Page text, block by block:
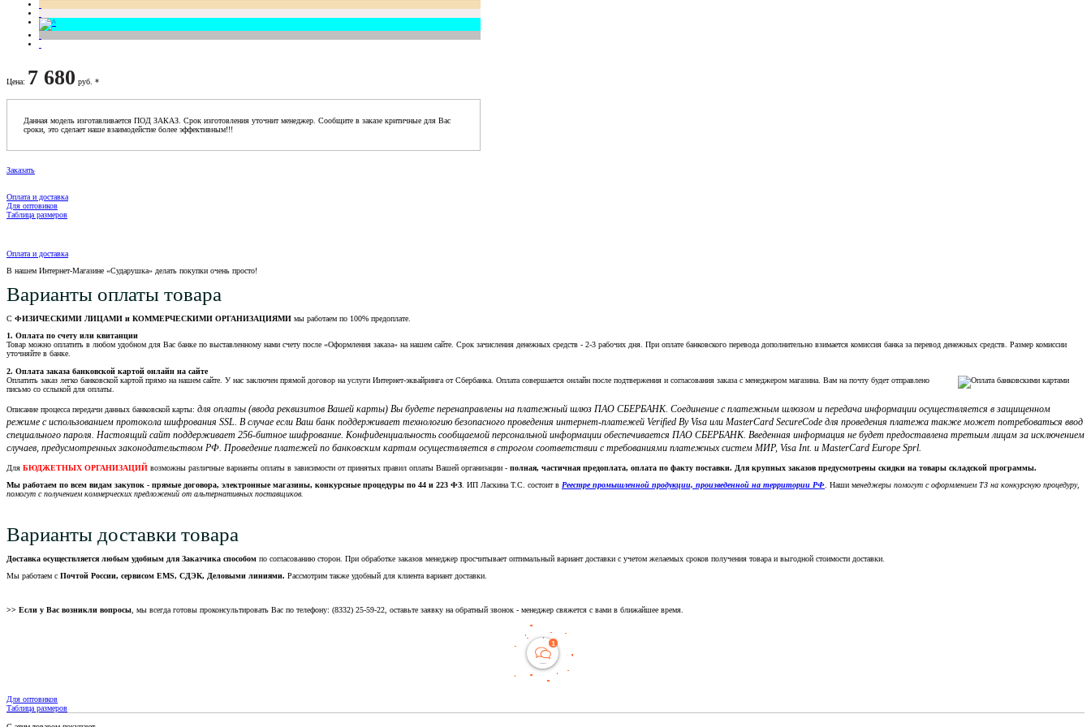
Цена: 7 680 руб. *
Данная модель изготавливается ПОД ЗАКАЗ. Срок изготовления уточнит менеджер. Сообщите в заказе критичные для Вас
сроки, это сделает наше взаимодейстие более эффективным!!!
Заказать
Оплата и доставка
Для оптовиков
Таблица размеров
Оплата и доставка
В нашем Интернет-Магазине «Сударушка» делать покупки очень просто!
Варианты оплаты товара
С ФИЗИЧЕСКИМИ ЛИЦАМИ и КОММЕРЧЕСКИМИ ОРГАНИЗАЦИЯМИ мы работаем по 100% предоплате.
1. Оплата по счету или квитанции
Товар можно оплатить в любом удобном для Вас банке по выставленному нами счету после «Оформления заказа» на нашем сайте. Срок зачисления денежных средств - 2-3 рабочих дня. При оплате банковского перевода дополнительно взимается комиссия банка за перевод денежных средств. Размер комиссии
уточняйте в банке.
2. Оплата заказа банковской картой онлайн на сайте
Оплатить заказ легко банковской картой прямо на нашем сайте. У нас заключен прямой договор на услуги Интернет-эквайринга от Сбербанка. Оплата совершается онлайн после подтвержения и согласования заказа с менеджером магазина. Вам на почту будет отправлено
письмо со сслыкой для оплаты.
Описание процесса передачи данных банковской карты: для оплаты (ввода реквизитов Вашей карты) Вы будете перенаправлены на платежный шлюз ПАО СБЕРБАНК. Соединение с платежным шлюзом и передача информации осуществляется в защищенном
режиме с использованием протокола шифрования SSL. В случае если Ваш банк поддерживает технологию безопасного проведения интернет-платежей Verified By Visa или MasterCard SecureCode для проведения платежа также может потребоваться ввод
специального пароля. Настоящий сайт поддерживает 256-битное шифрование. Конфиденциальность сообщаемой персональной информации обеспечивается ПАО СБЕРБАНК. Введенная информация не будет предоставлена третьим лицам за исключением
случаев, предусмотренных законодательством РФ. Проведение платежей по банковским картам осуществляется в строгом соответствии с требованиями платежных систем МИР, Visa Int. и MasterCard Europe Sprl.
Для БЮДЖЕТНЫХ ОРГАНИЗАЦИЙ возможны различные варианты оплаты в зависимости от принятых правил оплаты Вашей организации - полная, частичная предоплата, оплата по факту поставки. Для крупных заказов предусмотрены скидки на товары складской программы.
Мы работаем по всем видам закупок - прямые договора, электронные магазины, конкурсные процедуры по 44 и 223 ФЗ . ИП Ласкина Т.С. состоит в Реестре промышленной продукции, произведенной на территории РФ . Наши менеджеры помогут с оформлением ТЗ на конкурсную процедуру,
помогут с получением коммерческих предложений от альтернативных поставщиков.
Варианты доставки товара
Доставка осуществляется любым удобным для Заказчика способом по согласованию сторон. При обработке заказов менеджер просчитывает оптимальный вариант доставки с учетом желаемых сроков получения товара и выгодной стоимости доставки.
Мы работаем с Почтой России, сервисом EMS, СДЭК, Деловыми линиями. Рассмотрим также удобный для клиента вариант доставки.
>> Если у Вас возникли вопросы , мы всегда готовы проконсультировать Вас по телефону: (8332) 25-59-22, оставьте заявку на обратный звонок - менеджер свяжется с вами в ближайшее время.
Для оптовиков
Таблица размеров